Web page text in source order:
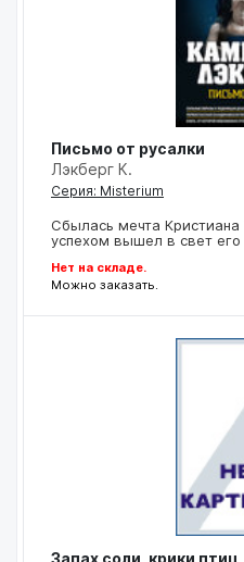
Письмо от русалки
Лэкберг К.
Серия: Misterium
Сбылась мечта
успехом вышел в свет
Нет на складе.
Можно заказать.
Запах соли, крики птиц